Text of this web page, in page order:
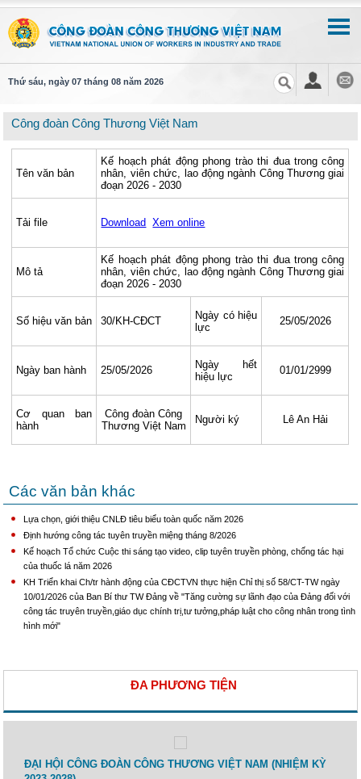
Thứ sáu, ngày 07 tháng 08 năm 2026
Công đoàn Công Thương Việt Nam
Tên văn bản
Kế hoạch phát động phong trào thi đua trong công
nhân, viên chức, lao động ngành Công Thương giai
đoạn 2026 - 2030
Tải file Download Xem online
Mô tả
Kế hoạch phát động phong trào thi đua trong công
nhân, viên chức, lao động ngành Công Thương giai
đoạn 2026 - 2030
Số hiệu văn bản 30/KH-CĐCT
Ngày có hiệu
lực
25/05/2026
Ngày ban hành 25/05/2026
Ngày hết
hiệu lực
01/01/2999
Cơ quan ban
hành
Công đoàn Công
Thương Việt Nam
Người ký Lê An Hải
Các văn bản khác
Lựa chọn, giới thiệu CNLĐ tiêu biểu toàn quốc năm 2026
Định hướng công tác tuyên truyền miệng tháng 8/2026
Kế hoạch Tổ chức Cuộc thi sáng tạo video, clip tuyên truyền phòng, chống tác hại
của thuốc lá năm 2026
KH Triển khai Ch/tr hành động của CĐCTVN thực hiện Chỉ thị số 58/CT-TW ngày
10/01/2026 của Ban Bí thư TW Đảng về "Tăng cường sự lãnh đạo của Đảng đối với
công tác truyên truyền,giáo dục chính trị,tư tưởng,pháp luật cho công nhân trong tình
hình mới"
ĐA PHƯƠNG TIỆN
ĐẠI HỘI CÔNG ĐOÀN CÔNG THƯƠNG VIỆT NAM (NHIỆM KỲ